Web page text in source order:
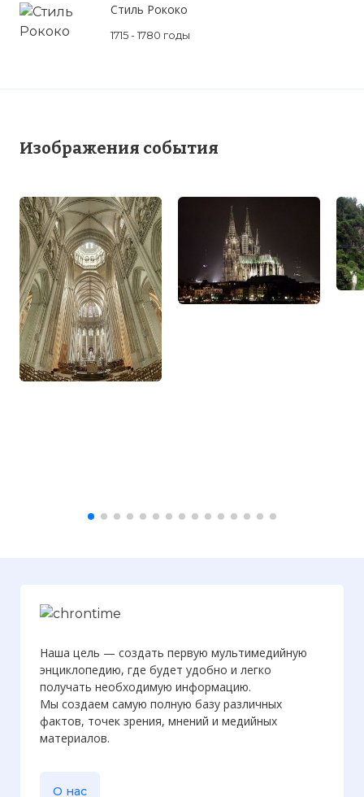
Стиль Рококо
1715 - 1780 годы
Изображения события
Наша цель — создать первую мультимедийную
энциклопедию, где будет удобно и легко
получать необходимую информацию.
Мы создаем самую полную базу различных
фактов, точек зрения, мнений и медийных
материалов.
О нас